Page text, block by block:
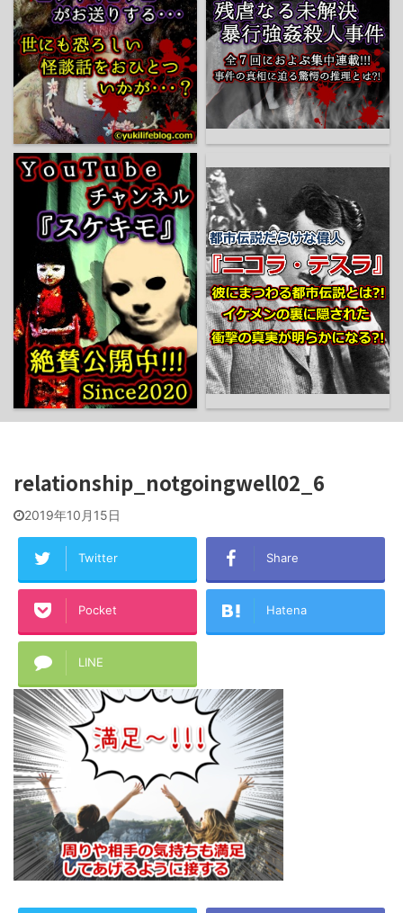
relationship_notgoingwell02_6
2019年10月15日
Twitter Share
Pocket Hatena
LINE